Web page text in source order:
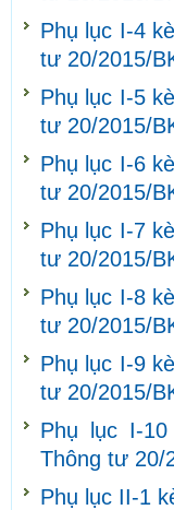
Phụ lục I-4
tư 20/2015/
Phụ lục I-5
tư 20/2015/
Phụ lục I-6
tư 20/2015/
Phụ lục I-7
tư 20/2015/
Phụ lục I-8
tư 20/2015/
Phụ lục I-9
tư 20/2015/
Phụ lục I-
Thông tư 20/
Phụ lục II-1